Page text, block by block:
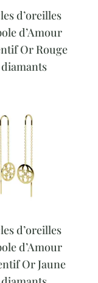
d’oreilles
d’Amour
Or Rouge
d’oreilles
d’Amour
Or Jaune